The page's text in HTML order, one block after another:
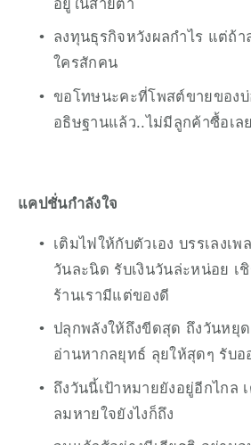
อยู่ในสายตา
ลงทุนธุรกิจหวังผลกำไร แต่ถ้า
ใครสักคน
ขอโทษนะคะที่โพสต์ขายของบ่
อธิษฐานแล้ว..ไม่มีลูกค้าซื้อเลย
แคปชั่นกำลังใจ
เติมไฟให้กับตัวเอง บรรเลงเ
วันละนิด รับเงินวันล่ะหน่อย
ร้านเรามีแต่ของดี
ปลุกพลังให้ถึงขีดสุด ถึงวันหยุ
อ่านหากลยุทธ์ ลุยให้สุดๆ รับอ
ถึงวันนี้เป้าหมายยังอยู่อีกไกล
ลมหายใจยังไงก็ถึง